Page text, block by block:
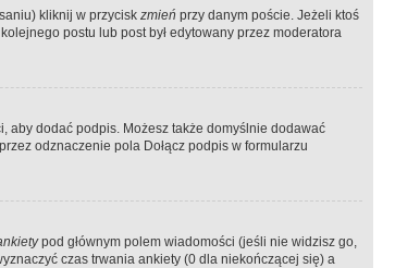
kliknij w przycisk zmień przy danym poście. Jeżeli ktoś
postu lub post był edytowany przez moderatora
aby dodać podpis. Możesz także domyślnie dodawać
odznaczenie pola Dołącz podpis w formularzu
pod głównym polem wiadomości (jeśli nie widzisz go,
czas trwania ankiety (0 dla niekończącej się) a